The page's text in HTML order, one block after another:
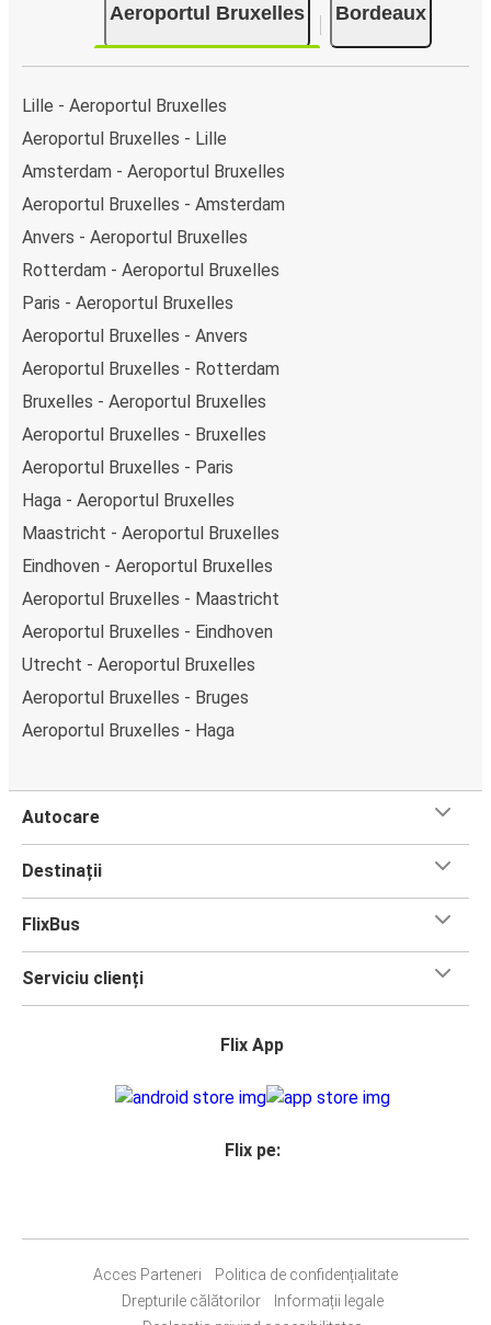
Aeroportul Bruxelles Bordeaux
Lille - Aeroportul Bruxelles
Aeroportul Bruxelles - Lille
Amsterdam - Aeroportul Bruxelles
Aeroportul Bruxelles - Amsterdam
Anvers - Aeroportul Bruxelles
Rotterdam - Aeroportul Bruxelles
Paris - Aeroportul Bruxelles
Aeroportul Bruxelles - Anvers
Aeroportul Bruxelles - Rotterdam
Bruxelles - Aeroportul Bruxelles
Aeroportul Bruxelles - Bruxelles
Aeroportul Bruxelles - Paris
Haga - Aeroportul Bruxelles
Maastricht - Aeroportul Bruxelles
Eindhoven - Aeroportul Bruxelles
Aeroportul Bruxelles - Maastricht
Aeroportul Bruxelles - Eindhoven
Utrecht - Aeroportul Bruxelles
Aeroportul Bruxelles - Bruges
Aeroportul Bruxelles - Haga
Autocare
Destinații
FlixBus
Serviciu clienți
Flix App
Flix pe:
Acces Parteneri
Politica de confidențialitate
Drepturile călătorilor
Informații legale